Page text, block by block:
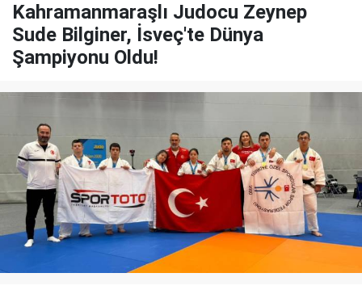
Kahramanmaraşlı Judocu Zeynep
Sude Bilginer, İsveç'te Dünya
Şampiyonu Oldu!